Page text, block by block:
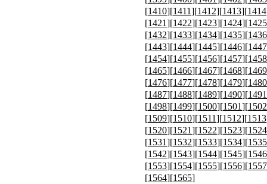
[1410][1411][1412][1413][1414
[1421][1422][1423][1424][1425
[1432][1433][1434][1435][1436
[1443][1444][1445][1446][1447
[1454][1455][1456][1457][1458
[1465][1466][1467][1468][1469
[1476][1477][1478][1479][1480
[1487][1488][1489][1490][1491
[1498][1499][1500][1501][1502
[1509][1510][1511][1512][1513
[1520][1521][1522][1523][1524
[1531][1532][1533][1534][1535
[1542][1543][1544][1545][1546
[1553][1554][1555][1556][1557
[1564][1565]